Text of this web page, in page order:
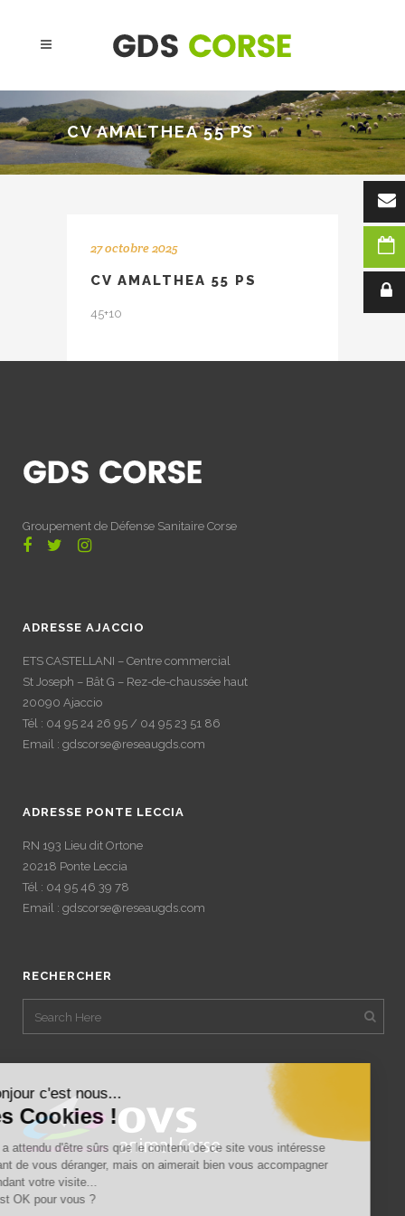
Bonjour c'est nous...
les Cookies !
On a attendu d'être sûrs que le contenu de ce site vous intéresse
avant de vous déranger, mais on aimerait bien vous accompagner
pendant votre visite...
C'est OK pour vous ?
CV AMALTHEA 55 PS
27 octobre 2025
CV AMALTHEA 55 PS
45+10
Groupement de Défense Sanitaire Corse
ADRESSE AJACCIO
ETS CASTELLANI – Centre commercial
St Joseph – Bât G – Rez-de-chaussée haut
20090 Ajaccio
Tél : 04 95 24 26 95 / 04 95 23 51 86
Email : gdscorse@reseaugds.com
ADRESSE PONTE LECCIA
RN 193 Lieu dit Ortone
20218 Ponte Leccia
Tél : 04 95 46 39 78
Email : gdscorse@reseaugds.com
RECHERCHER